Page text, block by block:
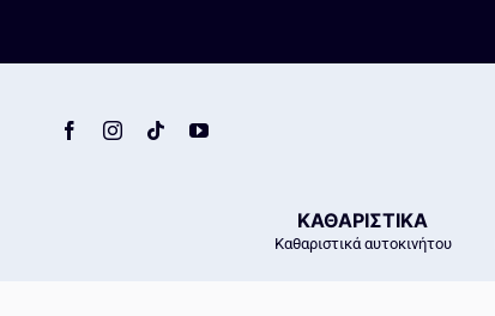
ΚΑΘΑΡΙΣΤΙΚΑ
Καθαριστικά αυτοκινήτου